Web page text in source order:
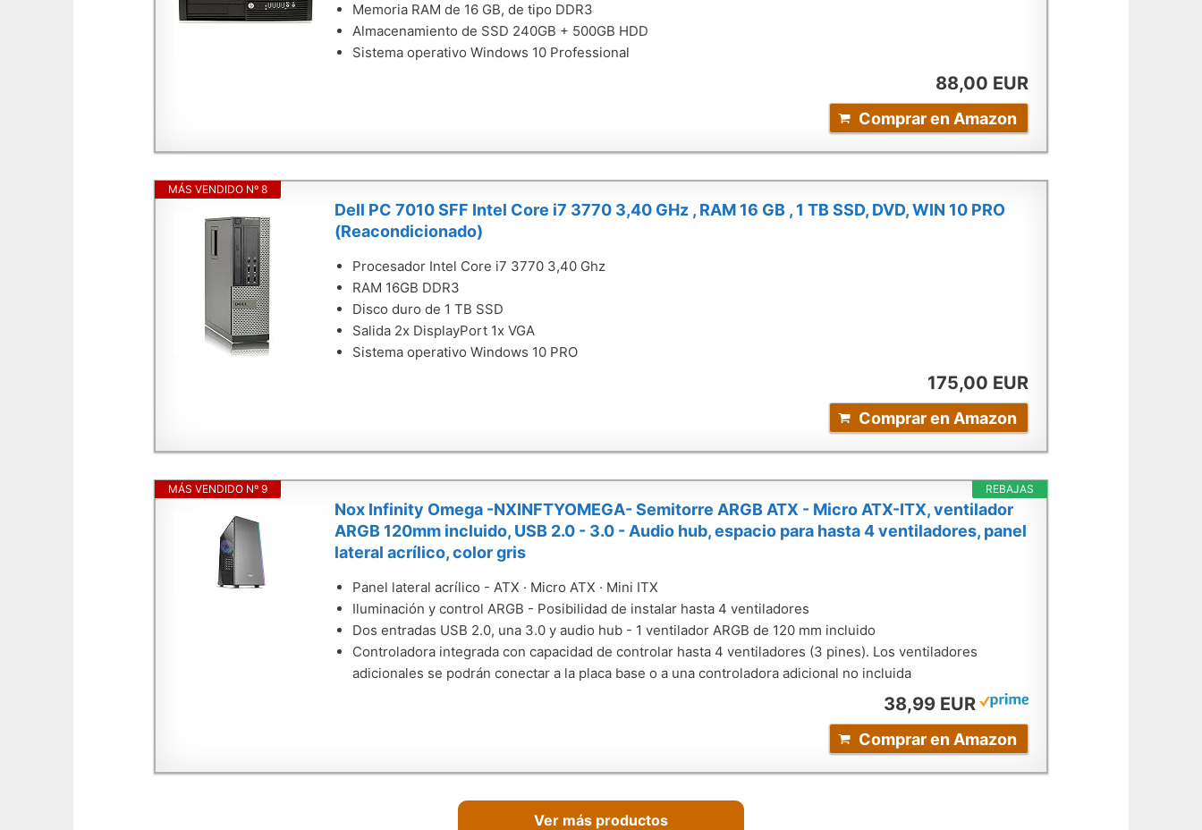
Memoria RAM de 16 GB, de tipo DDR3
Almacenamiento de SSD 240GB + 500GB HDD
Sistema operativo Windows 10 Professional
88,00 EUR
Comprar en Amazon
MÁS VENDIDO Nº 8
Dell PC 7010 SFF Intel Core i7 3770 3,40 GHz , RAM 16 GB , 1 TB SSD, DVD, WIN 10 PRO
(Reacondicionado)
Procesador Intel Core i7 3770 3,40 Ghz
RAM 16GB DDR3
Disco duro de 1 TB SSD
Salida 2x DisplayPort 1x VGA
Sistema operativo Windows 10 PRO
175,00 EUR
Comprar en Amazon
REBAJAS
MÁS VENDIDO Nº 9
Nox Infinity Omega -NXINFTYOMEGA- Semitorre ARGB ATX - Micro ATX-ITX, ventilador
ARGB 120mm incluido, USB 2.0 - 3.0 - Audio hub, espacio para hasta 4 ventiladores, panel
lateral acrílico, color gris
Panel lateral acrílico - ATX · Micro ATX · Mini ITX
Iluminación y control ARGB - Posibilidad de instalar hasta 4 ventiladores
Dos entradas USB 2.0, una 3.0 y audio hub - 1 ventilador ARGB de 120 mm incluido
Controladora integrada con capacidad de controlar hasta 4 ventiladores (3 pines). Los ventiladores
adicionales se podrán conectar a la placa base o a una controladora adicional no incluida
38,99 EUR
Comprar en Amazon
Ver más productos